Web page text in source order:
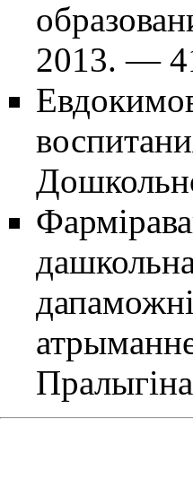
2013. —